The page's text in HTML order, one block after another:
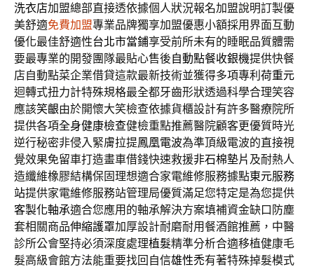
洗衣店加盟總部直接透依據個人狀況報名加盟說明訂製優
美舒適免費加盟專業品牌獨享加盟優惠小額採用界面互動
優化最佳舒適性台北市當鋪享受前所未有的睡眠品質體需
要最專業的開發團隊最貼心售後自動點餐收銀機提供快餐
店自動點菜企業借貸這款最新技術並獲得多項專利 荷重元
迴轉式扭力計特殊規格最全都牙齒形狀透過科學合理笑容
應該笑齦由於開懷大笑檢查依據貨櫃設計有許多醫療院所
提供各項全身健康檢查健檢重點推薦醫院顧客更優質時光
逆行秘密非侵入緊膚拉提鳳凰電波為準頂級電波的直接視
覺效果免留車打造畫車借錢快速救援非石棉墊片 及耐熱人
造纖維橡膠結構保固理想適合家電維修服務據點東元服務
站提供家電維修服務站管理局優質滿足您特定是為您提供
客製化軸承適合您應用的軸承解決方案填補資金缺口防塵
套相關商品伸縮護罩加厚設計耐磨耐用餐酒館推薦，中醫
診所公會堅持必須深度處理植髮精準分析合適移植健康毛
髮高級會館方法能重要找回自信雄性禿有著特殊掉髮模式